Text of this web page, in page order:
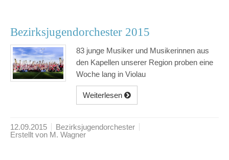
Bezirksjugendorchester 2015
83 junge Musiker und Musikerinnen aus
den Kapellen unserer Region proben eine
Woche lang in Violau
Weiterlesen
12.09.2015
Bezirksjugendorchester
Erstellt von M. Wagner